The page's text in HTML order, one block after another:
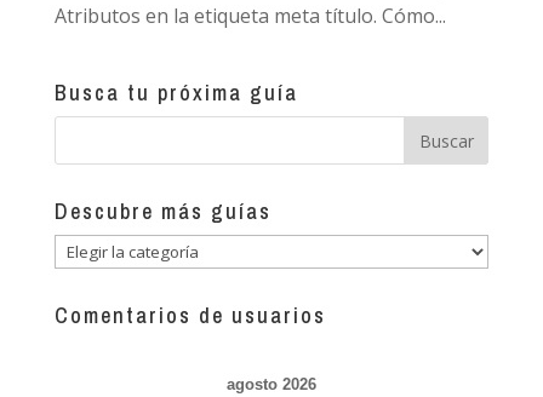
Atributos en la etiqueta meta título. Cómo...
Busca tu próxima guía
Descubre más guías
Descubre
guías
Comentarios de usuarios
agosto 2026